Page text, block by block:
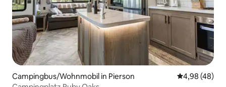
Campingbus/Wohnmobil in Pierson
4,98 (48)